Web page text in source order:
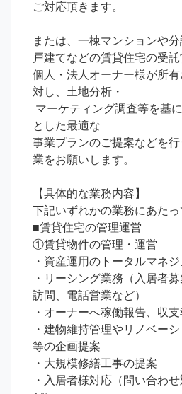
ご対応頂きます。
または、一棟マンションや分
戸建てなどの賃貸住宅の受託
個人・法人オーナー様が所
対し、土地分析・
とした最適な
事業プランのご提案などを
業をお願いします。
【具体的な業務内容】
下記いずれかの業務にあたっ
■賃貸住宅の管理運営
①賃貸物件の管理・運営
・資産運用のトータルマネジ
・リーシング業務（入居者
訪問、電話営業など）
・オーナーへ稼働報告、収
・建物維持管理やリノベー
等の企画提案
・大規模修繕工事の提案
・入居者様対応（問い合わ